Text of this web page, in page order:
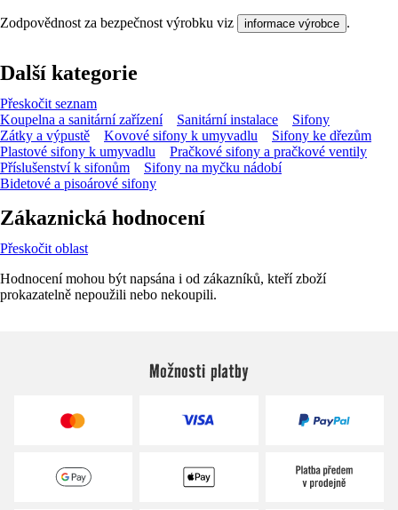
Zodpovědnost za bezpečnost výrobku viz informace výrobce .
Další kategorie
Přeskočit seznam
Koupelna a sanitární zařízení
Sanitární instalace
Sifony
Zátky a výpustě
Kovové sifony k umyvadlu
Sifony ke dřezům
Plastové sifony k umyvadlu
Pračkové sifony a pračkové ventily
Příslušenství k sifonům
Sifony na myčku nádobí
Bidetové a pisoárové sifony
Zákaznická hodnocení
Přeskočit oblast
Hodnocení mohou být napsána i od zákazníků, kteří zboží
prokazatelně nepoužili nebo nekoupili.
Možnosti platby